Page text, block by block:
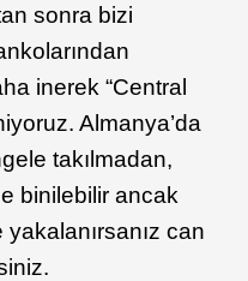
sonra bizi
inerek “Central
Almanya’da
takılmadan,
binilebilir ancak
yakalanırsanız can